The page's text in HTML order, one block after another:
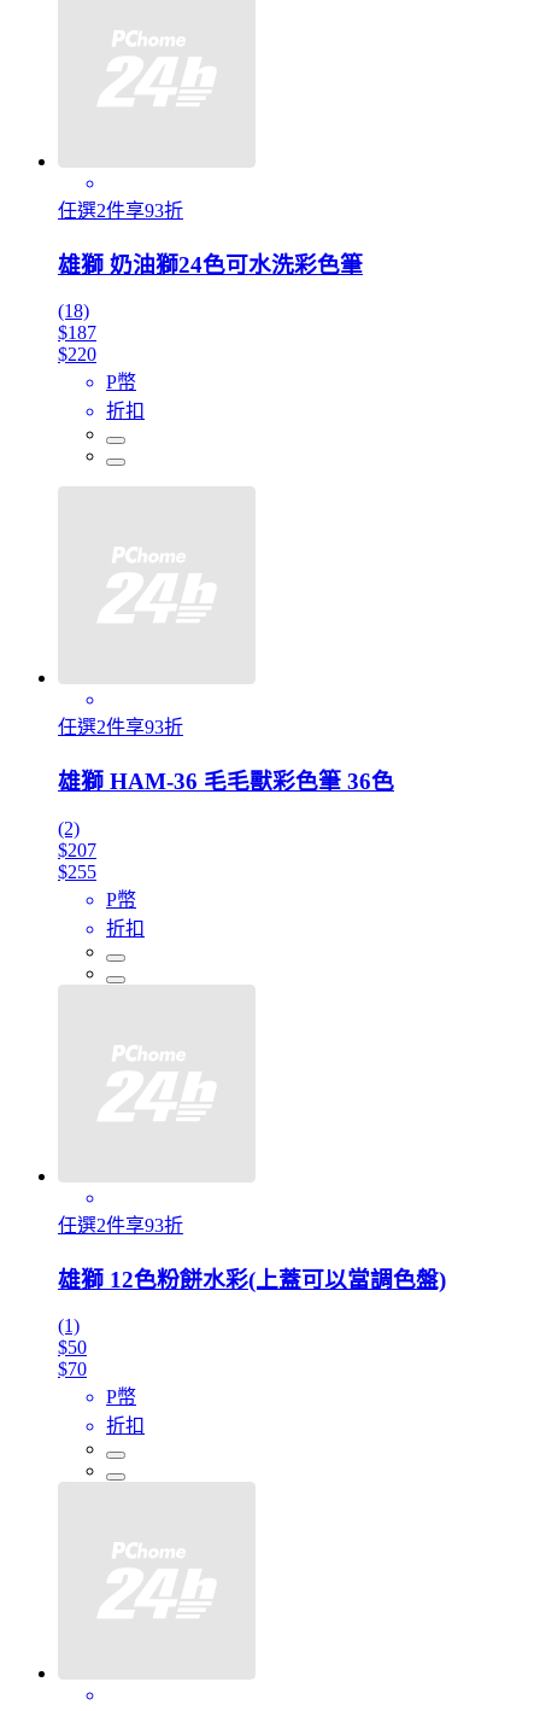
任選2件享93折
雄獅 奶油獅24色可水洗彩色筆
(18)
$187
$220
P幣
折扣
任選2件享93折
雄獅 HAM-36 毛毛獸彩色筆 36色
(2)
$207
$255
P幣
折扣
任選2件享93折
雄獅 12色粉餅水彩(上蓋可以當調色盤)
(1)
$50
$70
P幣
折扣